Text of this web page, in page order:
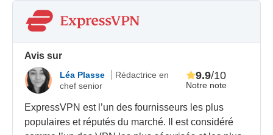
Avis sur
Léa Plasse
Rédactrice en
chef senior
Notre note
9.9/10
ExpressVPN est l’un des fournisseurs les plus
populaires et réputés du marché. Il est considéré